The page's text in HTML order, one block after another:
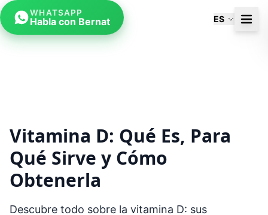
ES
Vitamina D: Qué Es, Para
Qué Sirve y Cómo
Obtenerla
Descubre todo sobre la vitamina D: sus
WHATSAPP
Habla con Bernat